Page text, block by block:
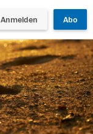
Anmelden Abo